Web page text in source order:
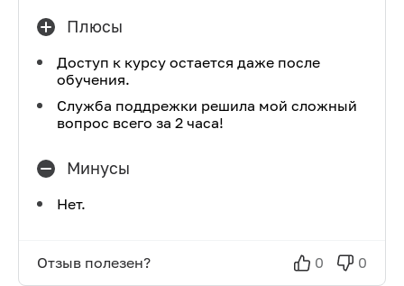
Плюсы
Доступ к курсу остается даже после
обучения.
Служба поддрежки решила мой сложный
вопрос всего за 2 часа!
Минусы
Нет.
Отзыв полезен? 0 0